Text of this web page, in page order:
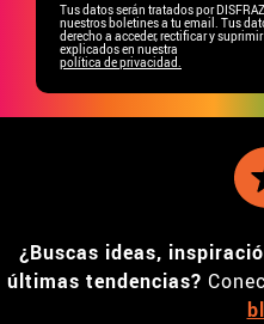
Tus datos serán tratados por
nuestros boletines a tu email. Tus
derecho a acceder, rectificar y
explicados en nuestra
política de privacidad.
¿Buscas ideas,
últimas tendencias?